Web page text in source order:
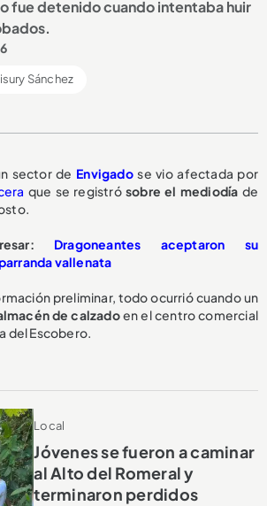
fue detenido cuando intentaba huir
Sánchez
sector de Envigadose vio afectada por
que se registró sobre el mediodía de
Dragoneantes aceptaron su
vallenata
preliminar, todo ocurrió cuando un
de calzadoen el centro comercial
del Escobero.
Local
Jóvenes se fueron a caminar
al Alto del Romeral y
terminaron perdidos